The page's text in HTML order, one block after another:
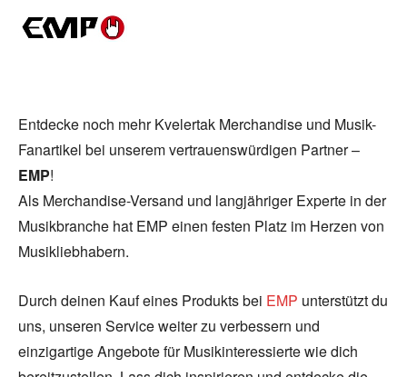
Entdecke noch mehr Kvelertak Merchandise und Musik-
Fanartikel bei unserem vertrauenswürdigen Partner –
EMP!
Als Merchandise-Versand und langjähriger Experte in der
Musikbranche hat EMP einen festen Platz im Herzen von
Musikliebhabern.
Durch deinen Kauf eines Produkts bei EMP unterstützt du
uns, unseren Service weiter zu verbessern und
einzigartige Angebote für Musikinteressierte wie dich